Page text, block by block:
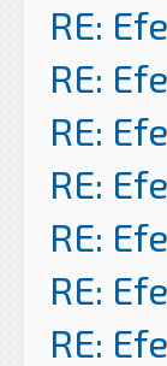
RE:
RE:
RE:
RE:
RE:
RE:
RE: